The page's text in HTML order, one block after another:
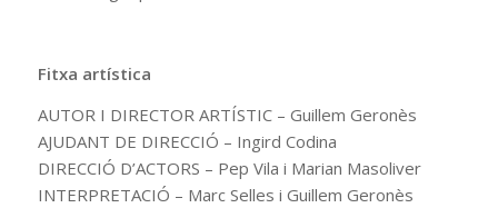
Fitxa artística
AUTOR I DIRECTOR ARTÍSTIC – Guillem Geronès
AJUDANT DE DIRECCIÓ – Ingird Codina
DIRECCIÓ D’ACTORS – Pep Vila i Marian Masoliver
INTERPRETACIÓ – Marc Selles i Guillem Geronès